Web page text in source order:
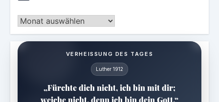
Archiv
VERHEISSUNG DES TAGES
Luther 1912
„Fürchte dich nicht, ich bin mit dir;
weiche nicht, denn ich bin dein Gott.“